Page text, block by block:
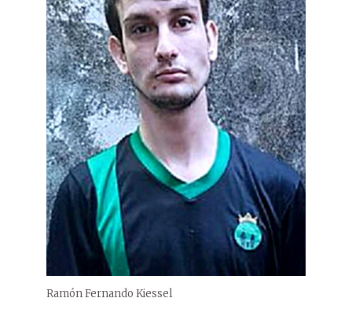
Ramón Fernando Kiessel